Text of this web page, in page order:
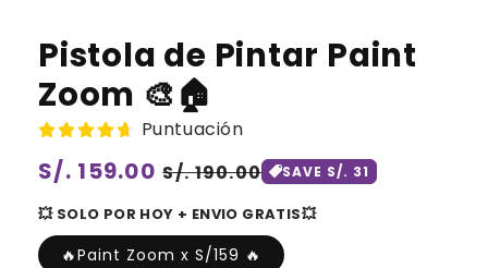
Pistola de Pintar Paint
Zoom 🎨🏠
Puntuación
Precio
habitual
S/. 159.00 Precio
de
oferta
S/. 190.00 SAVE S/. 31
💥 SOLO POR HOY + ENVIO GRATIS💥
🔥Paint Zoom x S/159 🔥